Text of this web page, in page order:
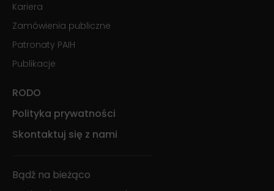
Kariera
Zamówienia publiczne
Patronaty PAIH
Publikacje
RODO
Polityka prywatności
Skontaktuj się z nami
Bądź na bieżąco